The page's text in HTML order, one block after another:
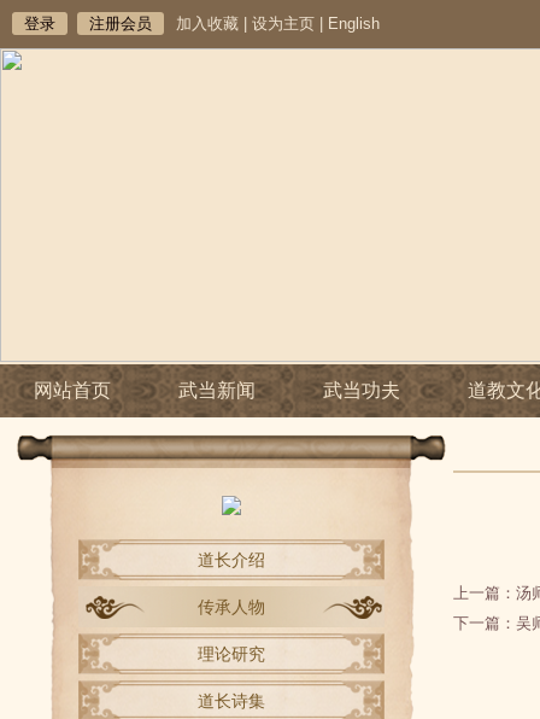
登录 注册会员 加入收藏 设为主页 English
网站首页 武当新闻 武当功夫 道教文
道长介绍
传承人物
理论研究
道长诗集
上一篇： 汤
下一篇： 吴